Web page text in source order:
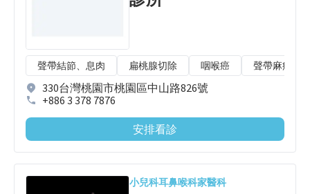
聲帶結節、息肉 扁桃腺切除 咽喉癌 聲帶麻痺
330台灣桃園市桃園區中山路826號
+886 3 378 7876
安排看診
小兒科耳鼻喉科家醫科